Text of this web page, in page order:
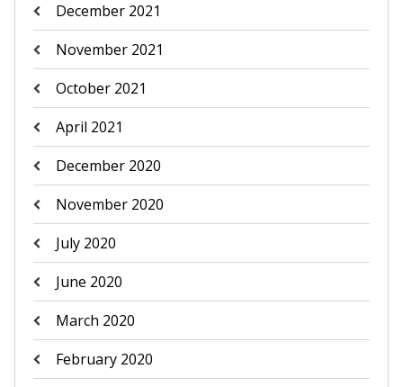
December 2021
November 2021
October 2021
April 2021
December 2020
November 2020
July 2020
June 2020
March 2020
February 2020